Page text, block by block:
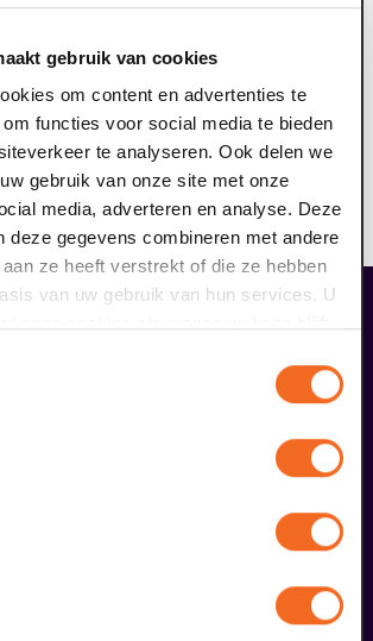
gebruik van cookies
om content en advertenties te
functies voor social media te bieden
te analyseren. Ook delen we
gebruik van onze site met onze
media, adverteren en analyse. Deze
deze gegevens combineren met andere
ze heeft verstrekt of die ze hebben
van uw gebruik van hun services. U
draagbare ringleidingsysteem dient
storingsvrij over te dragen aan jouw
kun je nog meer genieten van de
jouw gratis ringleiding hier, je
een e-ticket. Op vertoon van dit
aan de voorstelling de
bij de theaterkassa.